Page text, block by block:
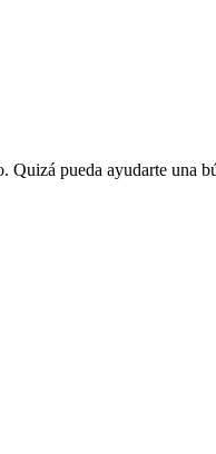
Quizá pueda ayudarte una